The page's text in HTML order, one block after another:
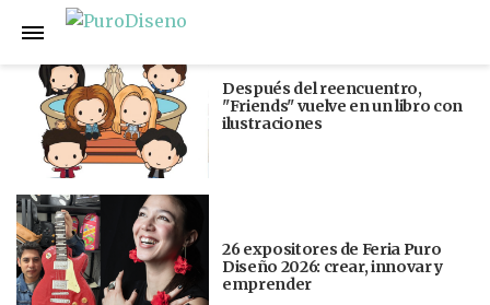
Anterior
Después del reencuentro,
"Friends" vuelve en un libro con
ilustraciones
26 expositores de Feria Puro
Diseño 2026: crear, innovar y
emprender
Siguiente